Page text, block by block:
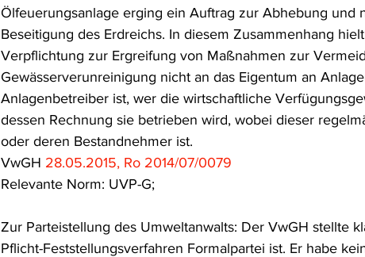
Ölfeuerungsanlage erging ein Auftrag zur Abhebung und
Beseitigung des Erdreichs. In diesem Zusammenhang
Verpflichtung zur Ergreifung von Maßnahmen zur
Gewässerverunreinigung nicht an das Eigentum an
Anlagenbetreiber ist, wer die wirtschaftliche
dessen Rechnung sie betrieben wird, wobei dieser
oder deren Bestandnehmer ist.
VwGH 28.05.2015, Ro 2014/07/0079
Relevante Norm: UVP-G;
Zur Parteistellung des Umweltanwalts: Der VwGH stellte
Pflicht-Feststellungsverfahren Formalpartei ist. Er habe